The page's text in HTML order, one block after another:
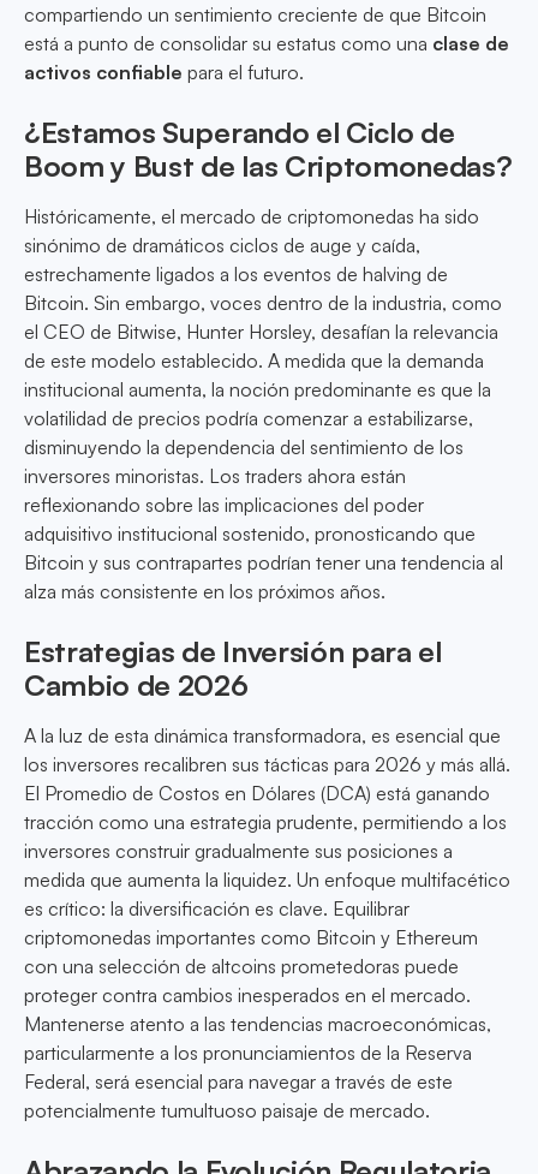
compartiendo un sentimiento creciente de que Bitcoin
está a punto de consolidar su estatus como una clase de
activos confiable para el futuro.
¿Estamos Superando el Ciclo de
Boom y Bust de las Criptomonedas?
Históricamente, el mercado de criptomonedas ha sido
sinónimo de dramáticos ciclos de auge y caída,
estrechamente ligados a los eventos de halving de
Bitcoin. Sin embargo, voces dentro de la industria, como
el CEO de Bitwise, Hunter Horsley, desafían la relevancia
de este modelo establecido. A medida que la demanda
institucional aumenta, la noción predominante es que la
volatilidad de precios podría comenzar a estabilizarse,
disminuyendo la dependencia del sentimiento de los
inversores minoristas. Los traders ahora están
reflexionando sobre las implicaciones del poder
adquisitivo institucional sostenido, pronosticando que
Bitcoin y sus contrapartes podrían tener una tendencia al
alza más consistente en los próximos años.
Estrategias de Inversión para el
Cambio de 2026
A la luz de esta dinámica transformadora, es esencial que
los inversores recalibren sus tácticas para 2026 y más allá.
El Promedio de Costos en Dólares (DCA) está ganando
tracción como una estrategia prudente, permitiendo a los
inversores construir gradualmente sus posiciones a
medida que aumenta la liquidez. Un enfoque multifacético
es crítico: la diversificación es clave. Equilibrar
criptomonedas importantes como Bitcoin y Ethereum
con una selección de altcoins prometedoras puede
proteger contra cambios inesperados en el mercado.
Mantenerse atento a las tendencias macroeconómicas,
particularmente a los pronunciamientos de la Reserva
Federal, será esencial para navegar a través de este
potencialmente tumultuoso paisaje de mercado.